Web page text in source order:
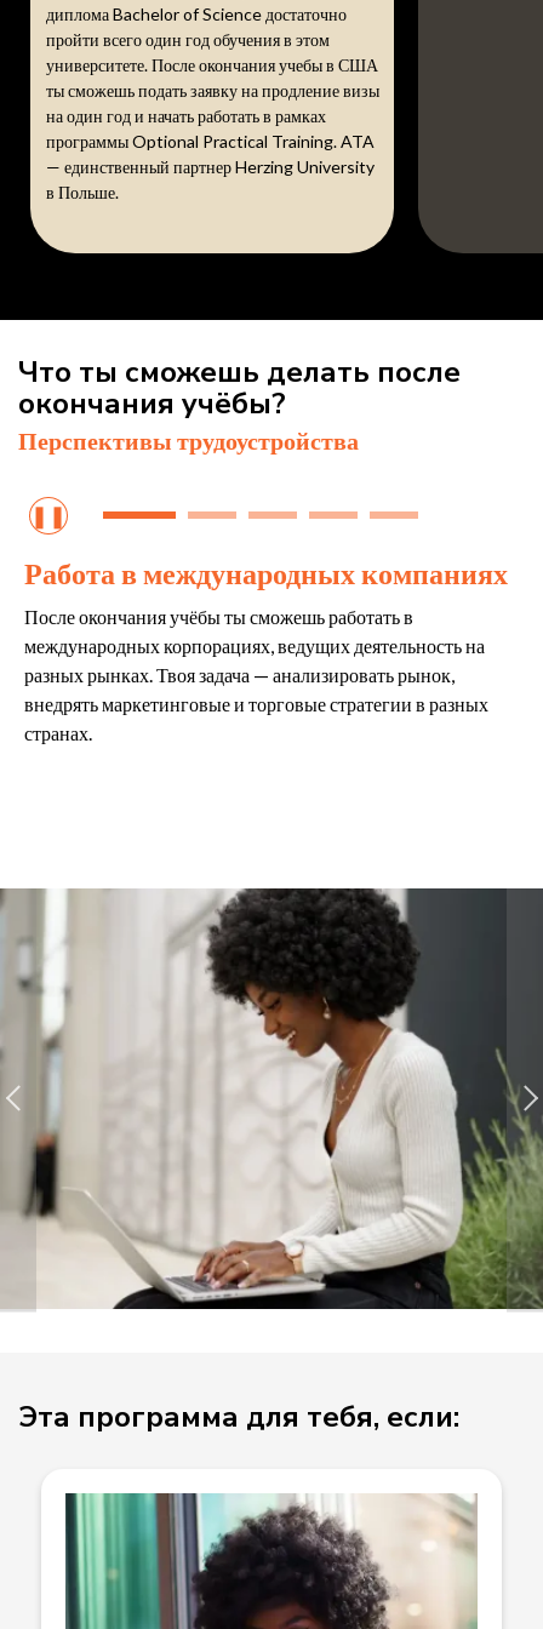
диплома Bachelor of Science достаточно
пройти всего один год обучения в этом
университете. После окончания учебы в США
ты сможешь подать заявку на продление визы
на один год и начать работать в рамках
программы Optional Practical Training. ATA
— единственный партнер Herzing University
в Польше.
Что ты сможешь делать после
окончания учёбы?
Перспективы трудоустройства
на
рынок,
в разных
Управление экспортным
Ты можешь занять должность менеджера по
компании, производящей товары для
Будешь отвечать за взаимодействие с
партнёрами, организацию логистики и
❚❚
Эта программа для тебя, если: